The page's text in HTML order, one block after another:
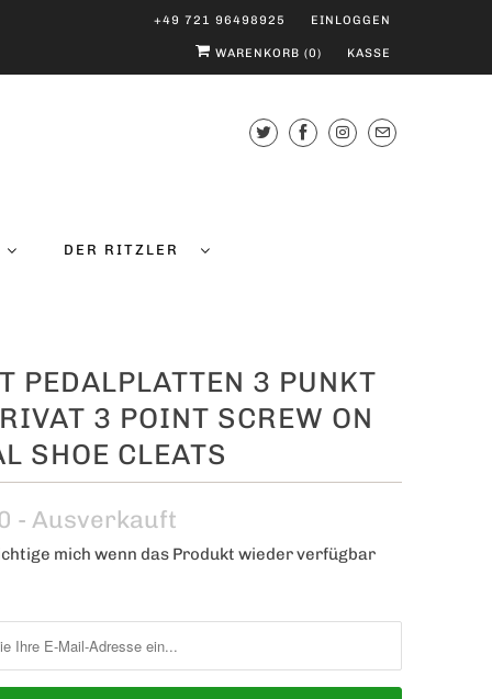
+49 721 96498925 EINLOGGEN
WARENKORB (0) KASSE
DER RITZLER
PEDALPLATTEN 3 PUNKT
3 POINT SCREW ON
SHOE CLEATS
- Ausverkauft
mich wenn das Produkt wieder verfügbar